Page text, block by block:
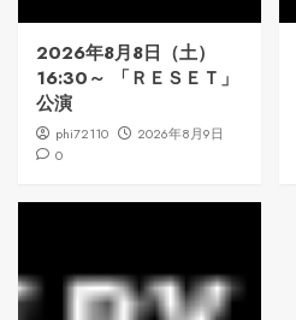
2026年8月8日（土）
16:30～ 「ＲＥＳＥＴ」
公演
phi72110
2026年8月9日
0